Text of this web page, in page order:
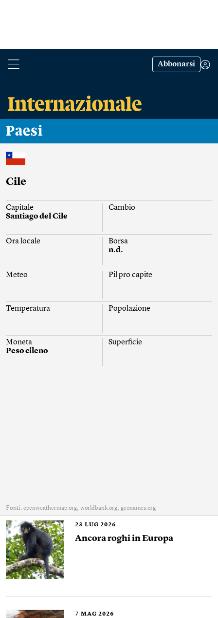
Abbonarsi
Paesi
Cile
Capitale
Santiago del Cile
Cambio
Ora locale
Borsa
n.d.
Meteo Pil pro capite
Temperatura Popolazione
Moneta
Peso cileno
Superficie
Fonti: openweathermap.org, worldbank.org, geonames.org
23 LUG 2026
Ancora roghi in Europa
7 MAG 2026